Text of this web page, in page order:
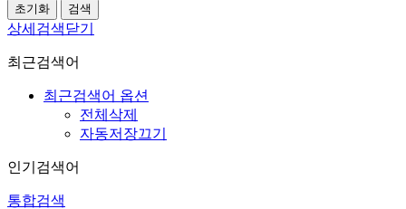
상세검색닫기
최근검색어
최근검색어 옵션
전체삭제
자동저장끄기
인기검색어
통합검색